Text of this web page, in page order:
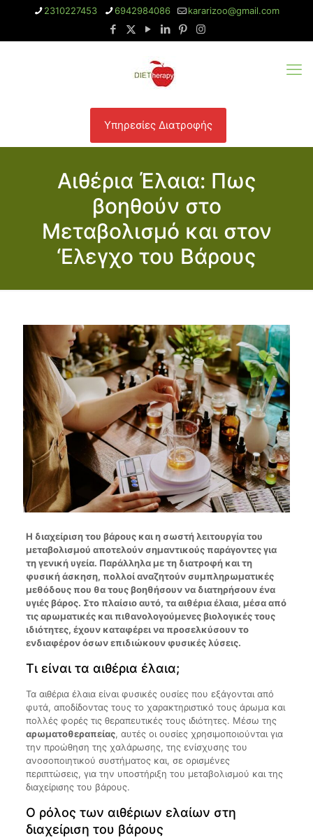
2310227453 6942984086 kararizoo@gmail.com
Υπηρεσίες Διατροφής
Αιθέρια Έλαια: Πως
βοηθούν στο
Mεταβολισμό και στον
‘Eλεγχο του Bάρους
Η διαχείριση του βάρους και η σωστή λειτουργία του
μεταβολισμού αποτελούν σημαντικούς παράγοντες για
τη γενική υγεία. Παράλληλα με τη διατροφή και τη
φυσική άσκηση, πολλοί αναζητούν συμπληρωματικές
μεθόδους που θα τους βοηθήσουν να διατηρήσουν ένα
υγιές βάρος. Στο πλαίσιο αυτό, τα αιθέρια έλαια, μέσα από
τις αρωματικές και πιθανολογούμενες βιολογικές τους
ιδιότητες, έχουν καταφέρει να προσελκύσουν το
ενδιαφέρον όσων επιδιώκουν φυσικές λύσεις.
Τι είναι τα αιθέρια έλαια;
Τα αιθέρια έλαια είναι φυσικές ουσίες που εξάγονται από
φυτά, αποδίδοντας τους το χαρακτηριστικό τους άρωμα και
πολλές φορές τις θεραπευτικές τους ιδιότητες. Μέσω της
αρωματοθεραπείας, αυτές οι ουσίες χρησιμοποιούνται για
την προώθηση της χαλάρωσης, της ενίσχυσης του
ανοσοποιητικού συστήματος και, σε ορισμένες
περιπτώσεις, για την υποστήριξη του μεταβολισμού και της
διαχείρισης του βάρους.
Ο ρόλος των αιθέριων ελαίων στη
διαχείριση του βάρους